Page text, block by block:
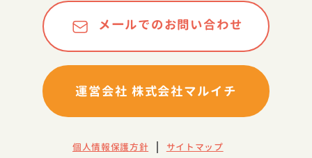
メールでのお問い合わせ
運営会社 株式会社マルイチ
個人情報保護方針 サイトマップ